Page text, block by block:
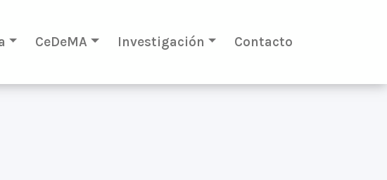
CeDeMA Investigación Contacto